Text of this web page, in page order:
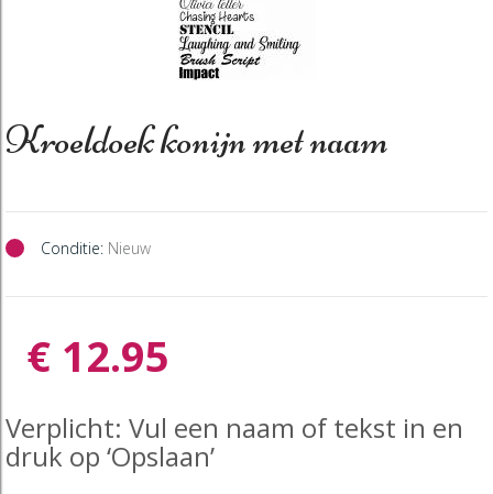
Kroeldoek konijn met naam
Conditie: Nieuw
€ 12.95
Verplicht: Vul een naam of tekst in en
druk op ‘Opslaan’